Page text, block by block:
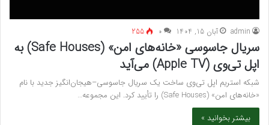
admin آبان 15, 1404 ۰ 255
سریال جاسوسی «خانه‌های امن» (Safe Houses) به
اپل تی‌وی (Apple TV) می‌آید
شبکه استریم اپل تی‌وی ساخت یک سریال جاسوسی–هیجان‌انگیز جدید با نام
«خانه‌های امن» (Safe Houses) را تأیید کرد. این مجموعه…
بیشتر بخوانید »